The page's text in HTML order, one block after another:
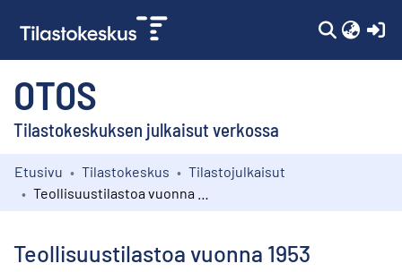
OTOS
Tilastokeskuksen julkaisut verkossa
Kokoelmat
Etusivu Tilastokeskus
Tilastojulkaisut
Teollisuustilastoa vuonna 1953